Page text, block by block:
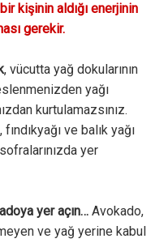
kişinin aldığı enerjinin
gerekir.
, vücutta yağ dokularının
yağı
kurtulamazsınız.
ve balık yağı
yer
yer açın… Avokado,
ve yağ yerine kabul